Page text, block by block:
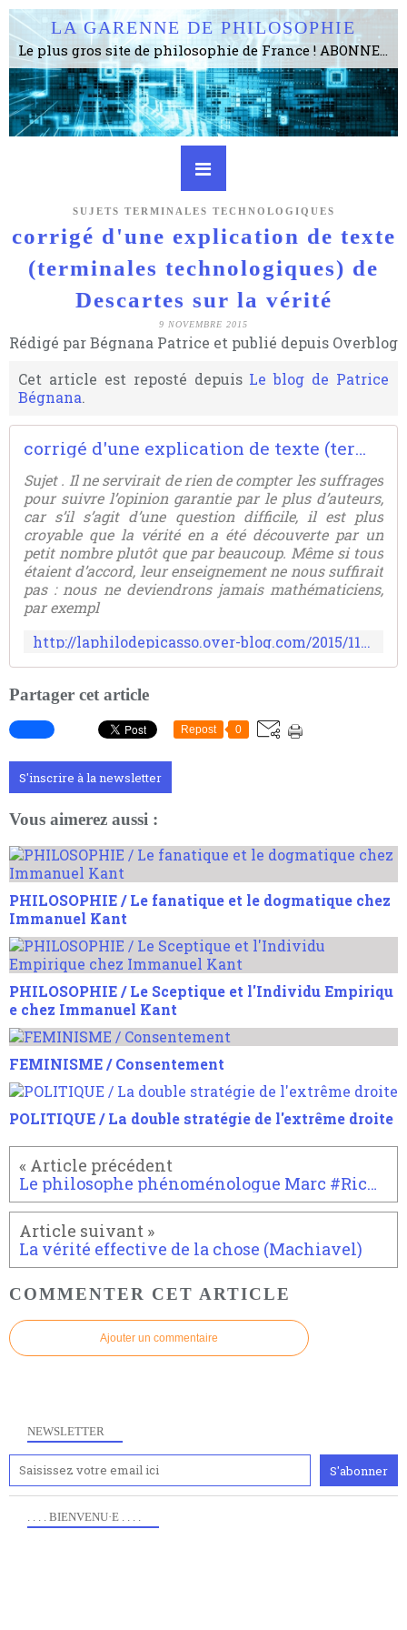
LA GARENNE DE PHILOSOPHIE
Le plus gros site de philosophie de France ! ABONNEZ-VOUS ! 4115 Articles, 1640 abonné·e·s, depuis 2006 . . . . . . . . 2 853 374 pages vues jusqu'à présent. Prestance et être apte à un plus grand nombre de choses.
SUJETS TERMINALES TECHNOLOGIQUES
corrigé d'une explication de texte
(terminales technologiques) de
Descartes sur la vérité
9 NOVEMBRE 2015
Rédigé par Bégnana Patrice et publié depuis Overblog
Cet article est reposté depuis Le blog de Patrice
Bégnana.
corrigé d'une explication de texte (terminales technologiques) de Descartes sur la vérité
Sujet . Il ne servirait de rien de compter les suffrages
pour suivre l’opinion garantie par le plus d’auteurs,
car s’il s’agit d’une question difficile, il est plus
croyable que la vérité en a été découverte par un
petit nombre plutôt que par beaucoup. Même si tous
étaient d’accord, leur enseignement ne nous suffirait
pas : nous ne deviendrons jamais mathématiciens,
par exempl
http://laphilodepicasso.over-blog.com/2015/11/corrige-d-une-explication-de-texte-terminales-technologiques-de-descartes-sur-la-verite.html
Partager cet article
Repost 0
S'inscrire à la newsletter
Vous aimerez aussi :
PHILOSOPHIE / Le fanatique et le dogmatique chez
Immanuel Kant
PHILOSOPHIE / Le Sceptique et l'Individu Empiriqu
e chez Immanuel Kant
FEMINISME / Consentement
POLITIQUE / La double stratégie de l'extrême droite
Le philosophe phénoménologue Marc #Richir est...
La vérité effective de la chose (Machiavel)
COMMENTER CET ARTICLE
Ajouter un commentaire
NEWSLETTER
. . . . BIENVENU·E . . . .